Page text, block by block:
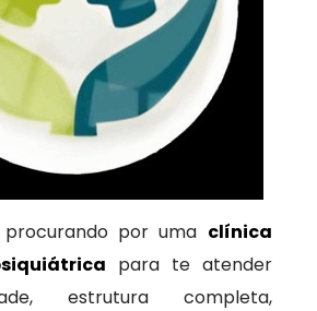
por uma clínica
para te atender
estrutura completa,